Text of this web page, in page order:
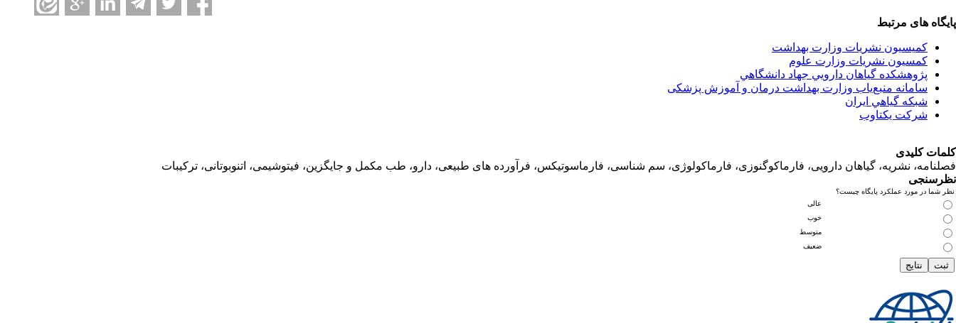
پایگاه های مرتبط
کمیسیون نشریات وزارت بهداشت
کمسیون نشریات وزارت علوم
پژوهشكده گياهان دارويي جهاد دانشگاهي
سامانه منبع‌ياب وزارت بهداشت درمان و آموزش پزشکی
شبكه گياهي ايران
شرکت یکتاوب
کلمات کلیدی
فصلنامه، نشریه، گیاهان دارویی، فارماکوگنوزی، فارماکولوژی، سم شناسی، فارماسوتیکس، فرآورده های طبیعی، دارو، طب مکمل و جایگزین، فیتوشیمی، اتنوبوتانی، ترکیبات
نظرسنجی
نظر شما در مورد عملکرد پایگاه چیست؟
عالی
خوب
متوسط
ضعیف